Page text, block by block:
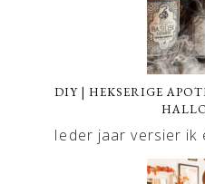
DIY | HEKSERIGE
Ieder jaar versier ik